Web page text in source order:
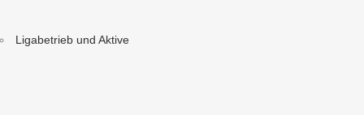
Ligabetrieb und Aktive